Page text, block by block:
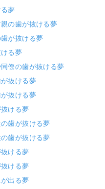
夢
の歯が抜ける夢
が抜ける夢
る夢
僚の歯が抜ける夢
抜ける夢
抜ける夢
ける夢
歯が抜ける夢
歯が抜ける夢
ける夢
ける夢
出る夢